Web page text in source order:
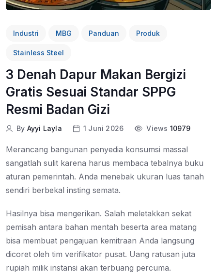
Industri MBG Panduan Produk
Stainless Steel
3 Denah Dapur Makan Bergizi
Gratis Sesuai Standar SPPG
Resmi Badan Gizi
By Ayyi Layla 1 Juni 2026 Views 10979
Merancang bangunan penyedia konsumsi massal
sangatlah sulit karena harus membaca tebalnya buku
aturan pemerintah. Anda menebak ukuran luas tanah
sendiri berbekal insting semata.
Hasilnya bisa mengerikan. Salah meletakkan sekat
pemisah antara bahan mentah beserta area matang
bisa membuat pengajuan kemitraan Anda langsung
dicoret oleh tim verifikator pusat. Uang ratusan juta
rupiah milik instansi akan terbuang percuma.